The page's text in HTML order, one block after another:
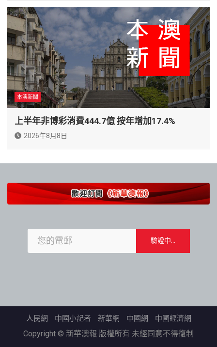
本澳新聞
上半年非博彩消費444.7億 按年增加17.4%
2026年8月8日
人民網 中國小記者 新華網 中國網 中國經濟網
Copyright © 新華澳報 版權所有 未經同意不得復制